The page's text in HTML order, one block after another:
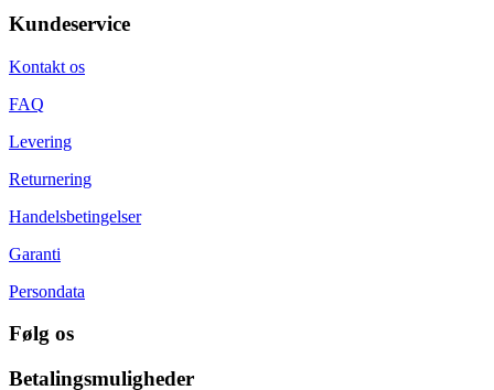
Kundeservice
Kontakt os
FAQ
Levering
Returnering
Handelsbetingelser
Garanti
Persondata
Følg os
Betalingsmuligheder